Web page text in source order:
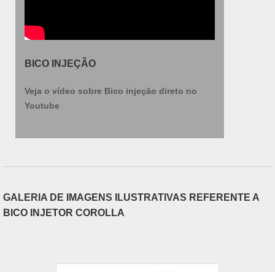
BICO INJEÇÃO
Veja o vídeo sobre Bico injeção direto no
Youtube
GALERIA DE IMAGENS ILUSTRATIVAS REFERENTE A
BICO INJETOR COROLLA